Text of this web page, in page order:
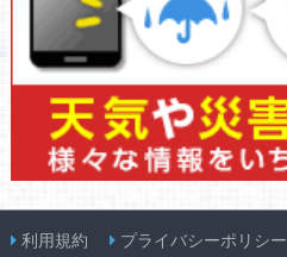
利用規約 プライバシーポリシー